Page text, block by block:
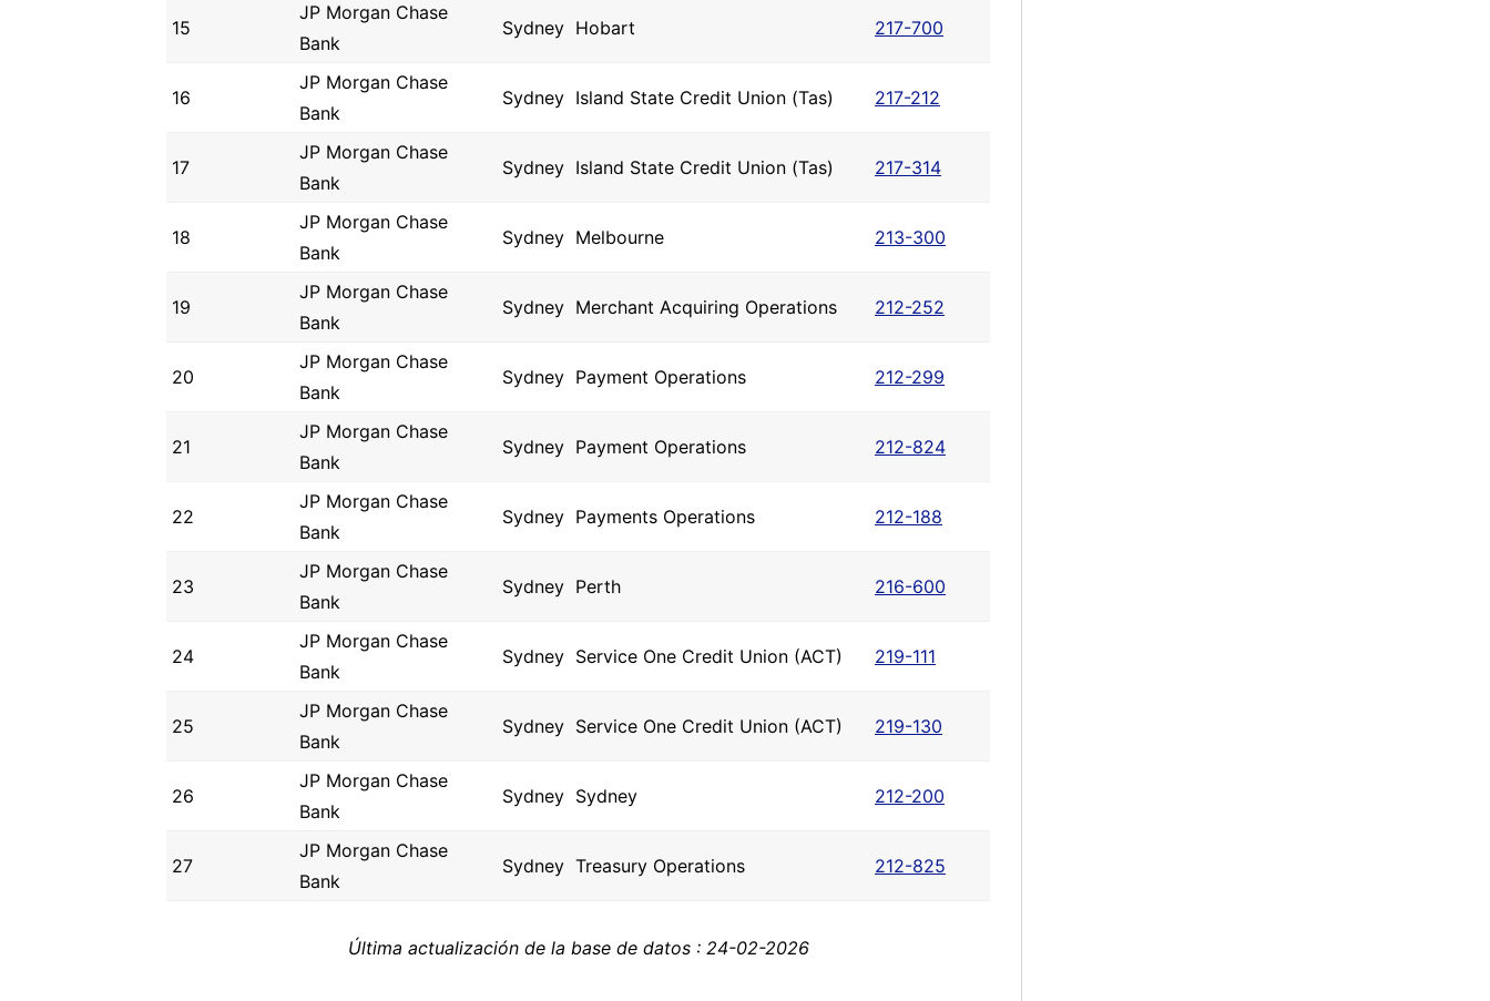
15
JP Morgan Chase
Bank
Sydney Hobart 217-700
16
JP Morgan Chase
Bank
Sydney Island State Credit Union (Tas) 217-212
17
JP Morgan Chase
Bank
Sydney Island State Credit Union (Tas) 217-314
18
JP Morgan Chase
Bank
Sydney Melbourne 213-300
19
JP Morgan Chase
Bank
Sydney Merchant Acquiring Operations 212-252
20
JP Morgan Chase
Bank
Sydney Payment Operations 212-299
21
JP Morgan Chase
Bank
Sydney Payment Operations 212-824
22
JP Morgan Chase
Bank
Sydney Payments Operations 212-188
23
JP Morgan Chase
Bank
Sydney Perth 216-600
24
JP Morgan Chase
Bank
Sydney Service One Credit Union (ACT) 219-111
25
JP Morgan Chase
Bank
Sydney Service One Credit Union (ACT) 219-130
26
JP Morgan Chase
Bank
Sydney Sydney 212-200
27
JP Morgan Chase
Bank
Sydney Treasury Operations 212-825
Última actualización de la base de datos : 24-02-2026